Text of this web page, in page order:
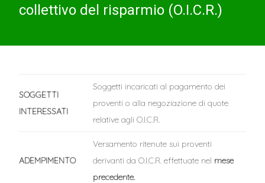
collettivo del risparmio (O.I.C.R.)
SOGGETTI
INTERESSATI
Soggetti incaricati al pagamento dei
proventi o alla negoziazione di quote
relative agli O.I.C.R.
ADEMPIMENTO
Versamento ritenute sui proventi
derivanti da O.I.C.R. effettuate nel mese
precedente.